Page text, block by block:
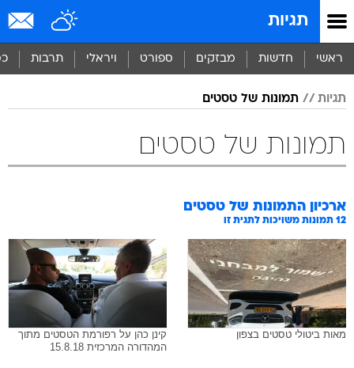
תגיות
ראשי חדשות מבזקים ספורט ויראלי תרבות
תגיות תמונות של טסטים
תמונות של טסטים
ארכיון התמונות של טסטים
12 תמונות משויכות לתגית זו
מאות ביטולי טסטים בצפון
קינן כהן על רפורמת הטסטים מתוך
המהדורה המרכזית 15.8.18